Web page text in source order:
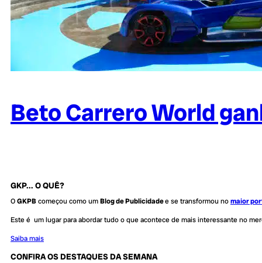
Beto Carrero World
GKP... O QUÊ?
OGKPBcomeçou como umBlog de Publicidadee se transformou nomaior
Este é um lugar para abordar tudo o que acontece de mais interessante no
Saiba mais
CONFIRA OS DESTAQUES DA SEMANA